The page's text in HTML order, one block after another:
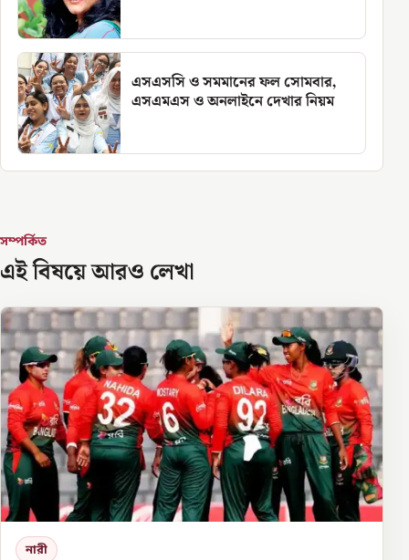
এসএসসি ও সমমানের ফল সোমবার,
এসএমএস ও অনলাইনে দেখার নিয়ম
সম্পর্কিত
এই বিষয়ে আরও লেখা
নারী